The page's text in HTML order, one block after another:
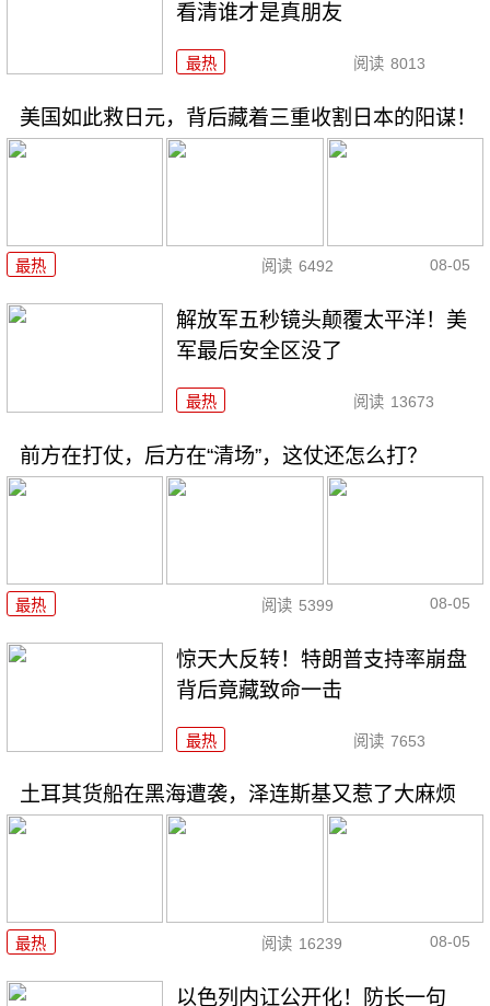
看清谁才是真朋友
最热 阅读 8013
美国如此救日元，背后藏着三重收割日本的阳谋！
最热 阅读 6492 08-05
解放军五秒镜头颠覆太平洋！美
军最后安全区没了
最热 阅读 13673
前方在打仗，后方在“清场”，这仗还怎么打？
最热 阅读 5399 08-05
惊天大反转！特朗普支持率崩盘
背后竟藏致命一击
最热 阅读 7653
土耳其货船在黑海遭袭，泽连斯基又惹了大麻烦
最热 阅读 16239 08-05
以色列内讧公开化！防长一句